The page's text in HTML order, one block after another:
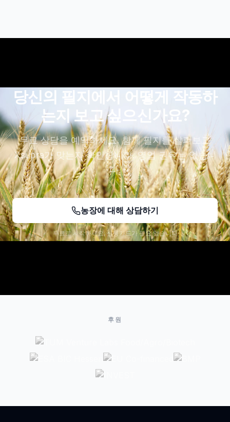
당신의 필지에서 어떻게 작동하
는지 보고 싶으신가요?
무료 상담을 예약하세요. 함께 필지를 살펴보고
Xsupra가 맞는지 확인합니다. 영업 권유는 없습니
다.
농장에 대해 상담하기
무료로 시작하세요, 신용카드가 필요 없습니다
후원